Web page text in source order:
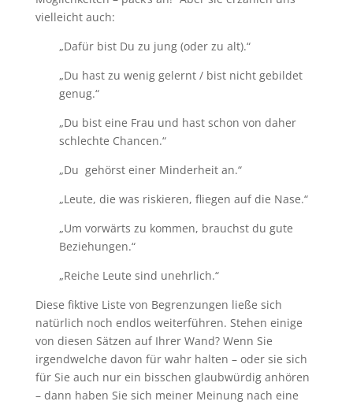
vielleicht auch:
„Dafür bist Du zu jung (oder zu alt).“
„Du hast zu wenig gelernt / bist nicht gebildet
genug.“
„Du bist eine Frau und hast schon von daher
schlechte Chancen.“
„Du gehörst einer Minderheit an.“
„Leute, die was riskieren, fliegen auf die Nase.“
„Um vorwärts zu kommen, brauchst du gute
Beziehungen.“
„Reiche Leute sind unehrlich.“
Diese fiktive Liste von Begrenzungen ließe sich
natürlich noch endlos weiterführen. Stehen einige
von diesen Sätzen auf Ihrer Wand? Wenn Sie
irgendwelche davon für wahr halten – oder sie sich
für Sie auch nur ein bisschen glaubwürdig anhören
– dann haben Sie sich meiner Meinung nach eine